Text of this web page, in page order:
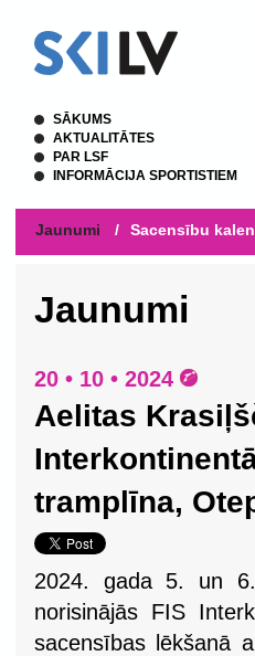
SĀKUMS
AKTUALITĀTES
PAR LSF
INFORMĀCIJA SPORTISTIEM
Jaunumi / Sacensību
Jaunumi
20 • 10 • 2024
Aelitas
tramplīna,
2024. gada 5. un
norisinājās FIS
sacensības lēkšanā